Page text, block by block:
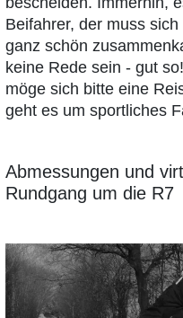
Beifahrer, der muss
ganz schön
keine Rede sein - gut
möge sich bitte eine
geht es um sportliches
Abmessungen und
Rundgang um die R7